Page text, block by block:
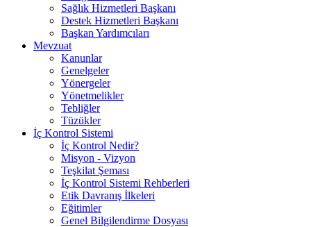
Sağlık Hizmetleri Başkanı
Destek Hizmetleri Başkanı
Başkan Yardımcıları
Mevzuat
Kanunlar
Genelgeler
Yönergeler
Yönetmelikler
Tebliğler
Tüzükler
İç Kontrol Sistemi
İç Kontrol Nedir?
Misyon - Vizyon
Teşkilat Şeması
İç Kontrol Sistemi Rehberleri
Etik Davranış İlkeleri
Eğitimler
Genel Bilgilendirme Dosyası